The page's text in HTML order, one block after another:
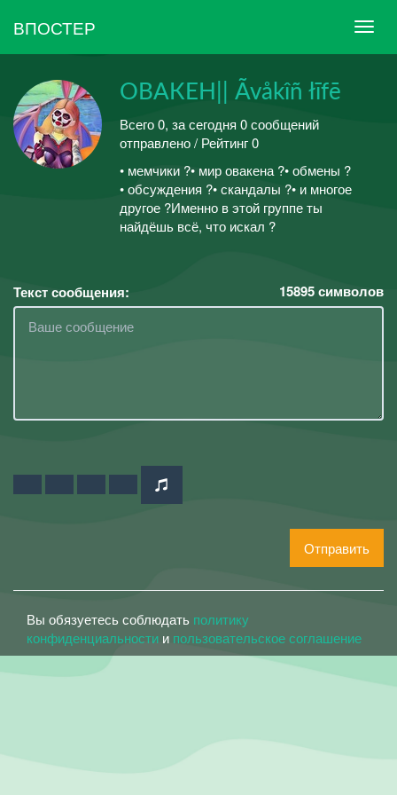
ВПОСТЕР
ОВАКЕН|| Ãvåkîñ łīfē
Всего 0, за сегодня 0 сообщений
отправлено / Рейтинг 0
• мемчики ?• мир овакена ?• обмены ?
• обсуждения ?• скандалы ?• и многое
другое ?Именно в этой группе ты
найдёшь всё, что искал ?
Текст сообщения: 15895символов
Отправить
Вы обязуетесь соблюдать политику
конфиденциальности и пользовательское соглашение